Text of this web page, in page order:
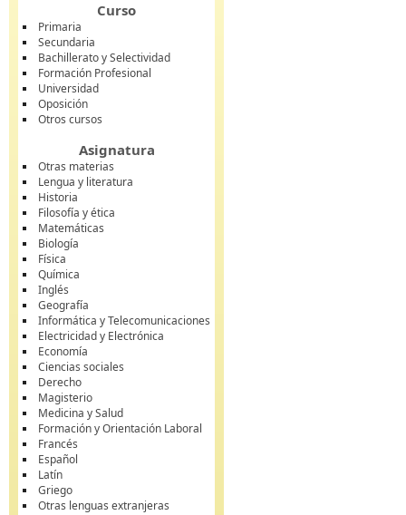
Curso
Primaria
Secundaria
Bachillerato y Selectividad
Formación Profesional
Universidad
Oposición
Otros cursos
Asignatura
Otras materias
Lengua y literatura
Historia
Filosofía y ética
Matemáticas
Biología
Física
Química
Inglés
Geografía
Informática y Telecomunicaciones
Electricidad y Electrónica
Economía
Ciencias sociales
Derecho
Magisterio
Medicina y Salud
Formación y Orientación Laboral
Francés
Español
Latín
Griego
Otras lenguas extranjeras